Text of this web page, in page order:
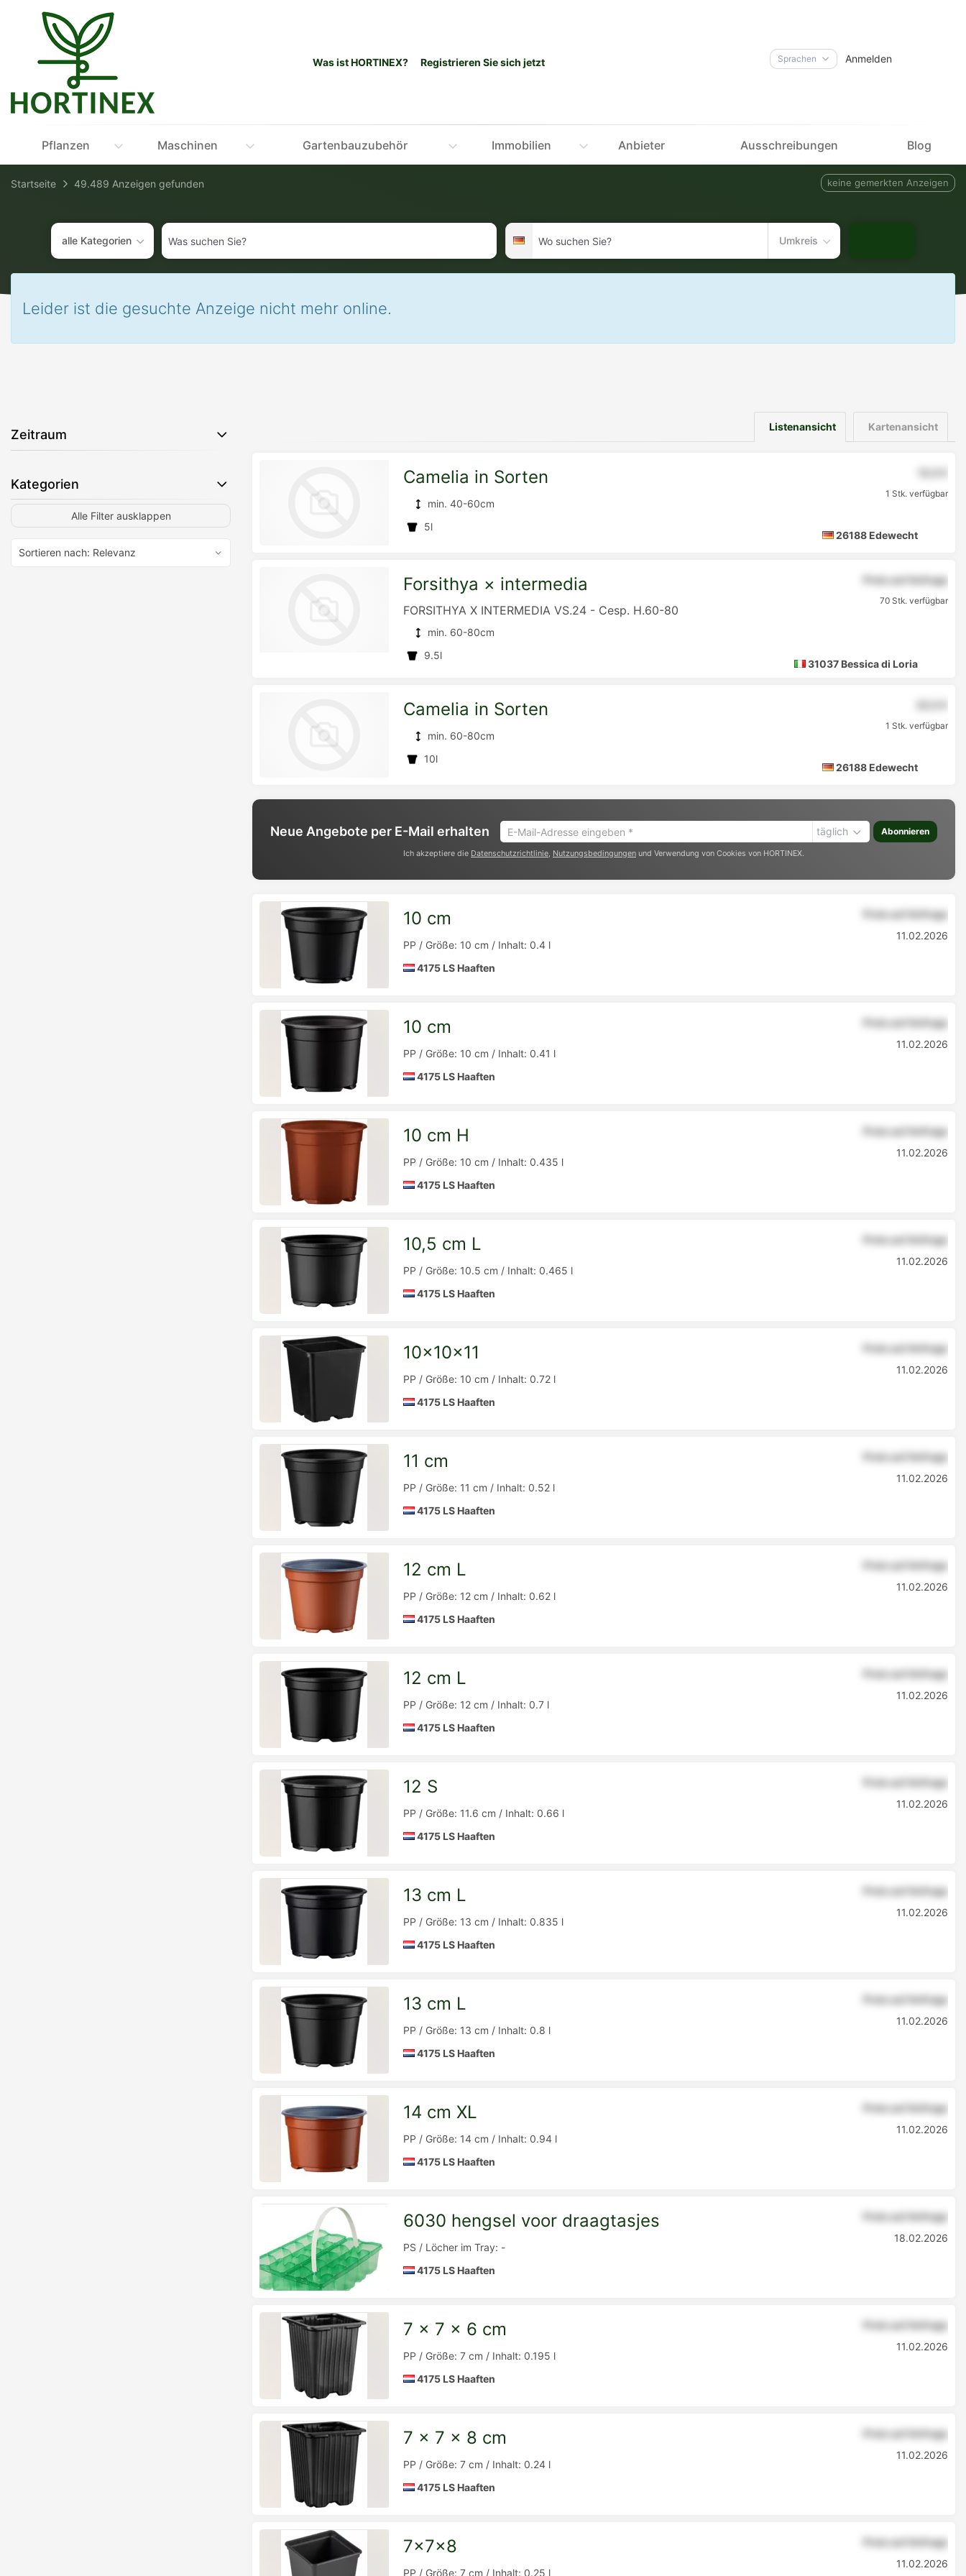
Accessibility-
Modus
aktivieren
Inhalt
Was ist HORTINEX? Registrieren Sie sich jetzt Sprachen Anmelden
Pflanzen Maschinen Gartenbauzubehör Immobilien Anbieter Ausschreibungen Blog
Startseite 49.489 Anzeigen gefunden keine gemerkten Anzeigen
alle Kategorien
Was
suchen
Sie?
Deutschland
suchen
Sie?
Umkreis
Leider ist die gesuchte Anzeige nicht mehr online.
Zeitraum
Kategorien
Alle Filter ausklappen
Kartenansicht
Listenansicht
Camelia in Sorten
min. 40-60cm
5l
26188 Edewecht
1 Stk. verfügbar
Forsithya × intermedia
FORSITHYA X INTERMEDIA VS.24 - Cesp. H.60-80
min. 60-80cm
9.5l
31037 Bessica di Loria
Preis auf Anfrage
70 Stk. verfügbar
Detailseite
Camelia in Sorten
min. 60-80cm
10l
26188 Edewecht
1 Stk. verfügbar
Neue Angebote per E-Mail erhalten
E-
Mail-
täglich Abonnieren
Ich akzeptiere die Datenschutzrichtlinie, Nutzungsbedingungen und Verwendung von Cookies von HORTINEX.
Detailseite
10 cm
PP / Größe: 10 cm / Inhalt: 0.4 l
4175 LS Haaften
Preis auf Anfrage
11.02.2026
Detailseite
10 cm
PP / Größe: 10 cm / Inhalt: 0.41 l
4175 LS Haaften
Preis auf Anfrage
11.02.2026
Detailseite
10 cm H
PP / Größe: 10 cm / Inhalt: 0.435 l
4175 LS Haaften
Preis auf Anfrage
11.02.2026
Detailseite
10,5 cm L
PP / Größe: 10.5 cm / Inhalt: 0.465 l
4175 LS Haaften
Preis auf Anfrage
11.02.2026
10x10x11
PP / Größe: 10 cm / Inhalt: 0.72 l
4175 LS Haaften
Preis auf Anfrage
11.02.2026
Detailseite
11 cm
PP / Größe: 11 cm / Inhalt: 0.52 l
4175 LS Haaften
Preis auf Anfrage
11.02.2026
Detailseite
12 cm L
PP / Größe: 12 cm / Inhalt: 0.62 l
4175 LS Haaften
Preis auf Anfrage
11.02.2026
Detailseite
12 cm L
PP / Größe: 12 cm / Inhalt: 0.7 l
4175 LS Haaften
Preis auf Anfrage
11.02.2026
Detailseite
12 S
PP / Größe: 11.6 cm / Inhalt: 0.66 l
4175 LS Haaften
Preis auf Anfrage
11.02.2026
Detailseite
13 cm L
PP / Größe: 13 cm / Inhalt: 0.835 l
4175 LS Haaften
Preis auf Anfrage
11.02.2026
Detailseite
13 cm L
PP / Größe: 13 cm / Inhalt: 0.8 l
4175 LS Haaften
Preis auf Anfrage
11.02.2026
Detailseite
14 cm XL
PP / Größe: 14 cm / Inhalt: 0.94 l
4175 LS Haaften
Preis auf Anfrage
11.02.2026
Detailseite
6030 hengsel voor draagtasjes
PS / Löcher im Tray: -
4175 LS Haaften
Preis auf Anfrage
18.02.2026
Detailseite
7 x 7 x 6 cm
PP / Größe: 7 cm / Inhalt: 0.195 l
4175 LS Haaften
Preis auf Anfrage
11.02.2026
Detailseite
7 x 7 x 8 cm
PP / Größe: 7 cm / Inhalt: 0.24 l
4175 LS Haaften
Preis auf Anfrage
11.02.2026
7x7x8
PP / Größe: 7 cm / Inhalt: 0.25 l
Preis auf Anfrage
11.02.2026